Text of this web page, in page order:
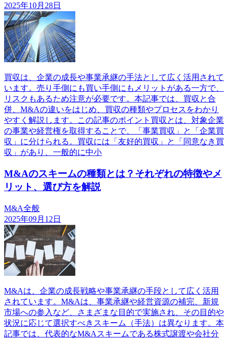
2025年10月28日
買収は、企業の成長や事業承継の手法として広く活用されて
います。売り手側にも買い手側にもメリットがある一方で、
リスクもあるため注意が必要です。本記事では、買収と合
併、M&Aの違いをはじめ、買収の種類やプロセスをわかり
やすく解説します。この記事のポイント買収とは、対象企業
の事業や経営権を取得することで、「事業買収」と「企業買
収」に分けられる。買収には「友好的買収」と「同意なき買
収」があり、一般的に中小
M&Aのスキームの種類とは？それぞれの特徴やメ
リット、選び方を解説
M&A全般
2025年09月12日
M&Aは、企業の成長戦略や事業承継の手段として広く活用
されています。M&Aは、事業承継や経営資源の補完、新規
市場への参入など、さまざまな目的で実施され、その目的や
状況に応じて選択すべきスキーム（手法）は異なります。本
記事では、代表的なM&Aスキームである株式譲渡や会社分